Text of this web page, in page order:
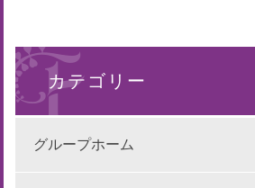
カテゴリー
グループホーム